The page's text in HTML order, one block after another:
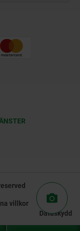
villkor
Dataskydd